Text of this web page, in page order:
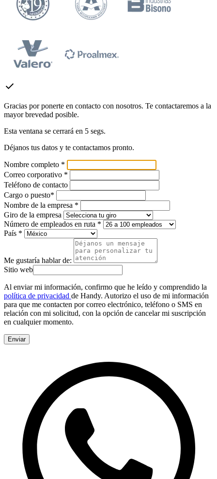
check
Gracias por ponerte en contacto con nosotros. Te contactaremos a la
mayor brevedad posible.
Esta ventana se cerrará en 5 segs.
Déjanos tus datos y te contactamos pronto.
Nombre completo *
Correo corporativo *
Teléfono de contacto
Cargo o puesto*
Nombre de la empresa *
Giro de la empresa
Número de empleados en ruta *
País *
Me gustaría hablar de:
Sitio web
Al enviar mi información, confirmo que he leído y comprendido la
política de privacidad de Handy. Autorizo el uso de mi información
para que me contacten por correo electrónico, teléfono o SMS en
relación con mi solicitud, con la opción de cancelar mi suscripción
en cualquier momento.
Enviar